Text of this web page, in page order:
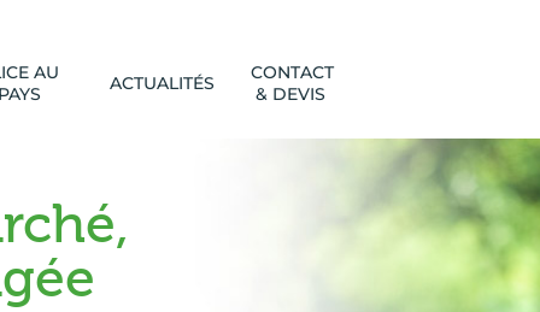
AU
ACTUALITÉS
CONTACT
& DEVIS